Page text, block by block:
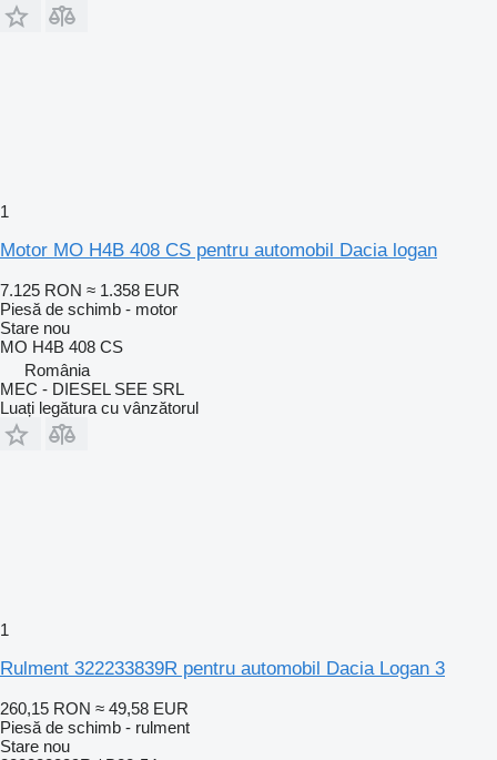
1
Motor MO H4B 408 CS pentru automobil Dacia logan
7.125 RON ≈ 1.358 EUR
Piesă de schimb - motor
Stare nou
MO H4B 408 CS
România
MEC - DIESEL SEE SRL
Luați legătura cu vânzătorul
1
Rulment 322233839R pentru automobil Dacia Logan 3
260,15 RON ≈ 49,58 EUR
Piesă de schimb - rulment
Stare nou